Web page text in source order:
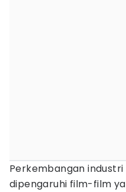
Perkembangan
dipengaruhi film-film